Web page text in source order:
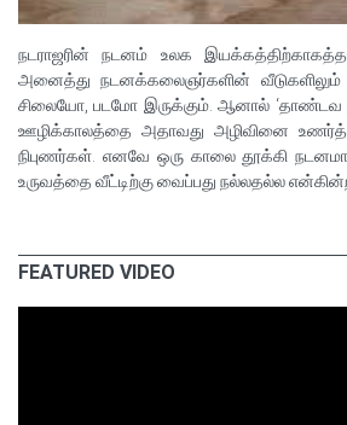
நடராஜரின் நடனம் உலக
அனைத்து நடனக்கலைஞர்களின் வீடுகளிலும்
சிலையோ, படமோ இருக்கும். ஆனால் ‘தாண்டவ
ஊழிக்காலத்தை அதாவது அழிவினை
நிபுணர்கள். எனவே ஒரு காலை தூக்கி
உருவத்தை வீட்டிற்கு வைப்பது நல்லதல்ல
FEATURED VIDEO